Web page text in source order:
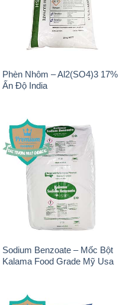
Phèn Nhôm – Al2(SO4)3 17%
Ấn Độ India
Sodium Benzoate – Mốc Bột
Kalama Food Grade Mỹ Usa